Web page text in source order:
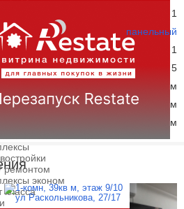
ремонтом
эконом
1
панельный
1
5
15.30 кв. м
15.30 кв. м
6.00 кв. м